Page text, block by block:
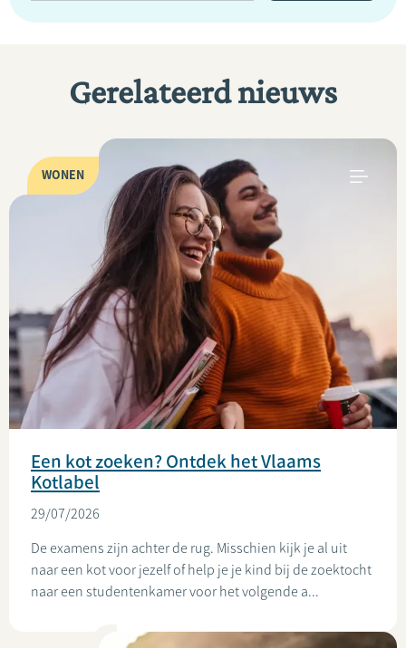
Gerelateerd nieuws
WONEN
Een kot zoeken? Ontdek het Vlaams
Kotlabel
29/07/2026
De examens zijn achter de rug. Misschien kijk je al uit
naar een kot voor jezelf of help je je kind bij de zoektocht
naar een studentenkamer voor het volgende a...